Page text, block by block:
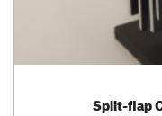
Split-flap